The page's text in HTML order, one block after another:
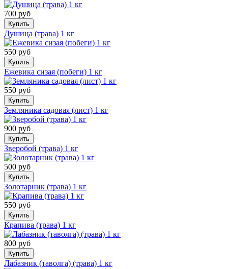
700 руб
Купить
Душица (трава) 1 кг
550 руб
Купить
Ежевика сизая (побеги) 1 кг
550 руб
Купить
Земляника садовая (лист) 1 кг
900 руб
Купить
Зверобой (трава) 1 кг
500 руб
Купить
Золотарник (трава) 1 кг
550 руб
Купить
Крапива (трава) 1 кг
800 руб
Купить
Лабазник (таволга) (трава) 1 кг